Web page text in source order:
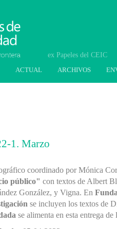
ACTUAL ARCHIVOS
1. Marzo
coordinado por Mónica
público" con textos de Albert
González, y Vigna. En
se incluyen los textos de
se alimenta en esta entrega